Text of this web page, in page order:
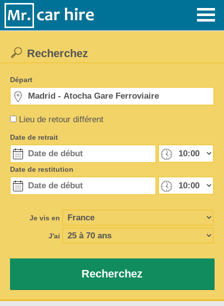
Lieu de retour différent
Recherchez
Départ
Date de retrait
Date de restitution
Je vis en
J'ai
Recherchez